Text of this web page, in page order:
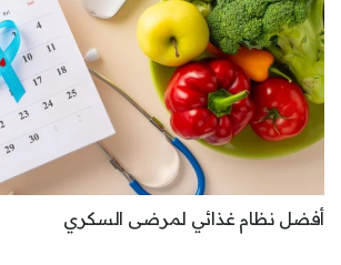
أفضل نظام غذائي لمرضى السكري